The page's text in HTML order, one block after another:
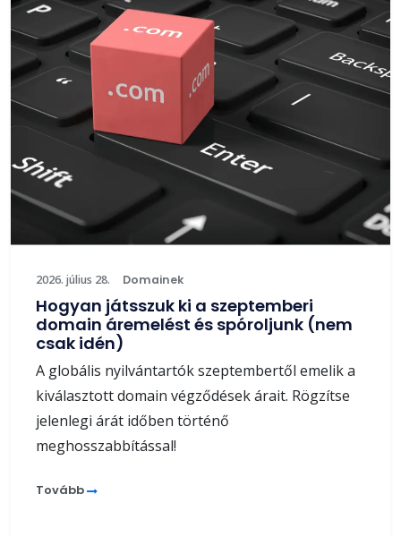
2026. július 28. Domainek
Hogyan játsszuk ki a szeptemberi
domain áremelést és spóroljunk (nem
csak idén)
A globális nyilvántartók szeptembertől emelik a
kiválasztott domain végződések árait. Rögzítse
jelenlegi árát időben történő
meghosszabbítással!
Tovább